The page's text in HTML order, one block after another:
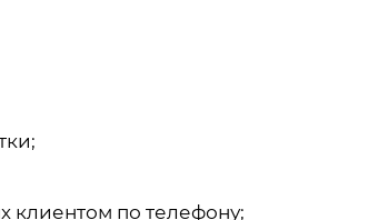
клиентом по телефону;